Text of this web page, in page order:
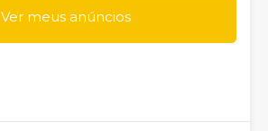
Ver meus anúncios